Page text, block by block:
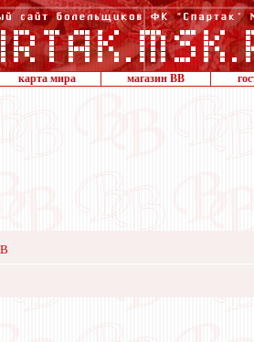
карта мира магазин ВВ